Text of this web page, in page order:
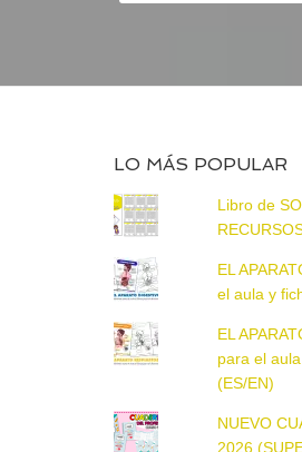
LO MÁS POPULAR
Libro de
EL
el aula y
EL
para el
(ES/EN)
NUEVO
2026